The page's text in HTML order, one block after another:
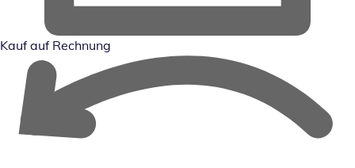
Kauf auf Rechnung